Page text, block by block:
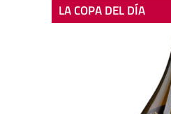
LA COPA DEL DÍA